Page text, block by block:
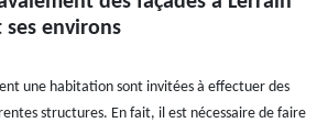
ses environs
une habitation sont invitées à effectuer des
structures. En fait, il est nécessaire de faire